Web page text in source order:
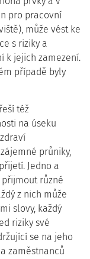
pro pracovní
může vést ke
s riziky a
k jejich zamezení.
případě byly
též
na úseku
průniky,
Jedno a
různé
z nich může
slovy, každý
riziky své
se na jeho
zaměstnanců